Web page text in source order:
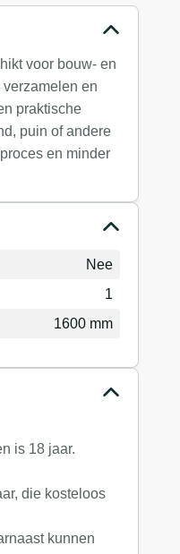
voor bouw- en
en
praktische
puin of andere
en minder
Nee
1
1600 mm
is 18 jaar.
die kosteloos
kunnen